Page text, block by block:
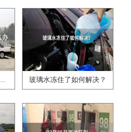
驾驶证到期没有换,逾期怎么办?? 玻璃水冻住了如何解决？